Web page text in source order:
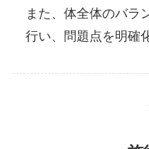
また、体全体のバラ
行い、問題点を明確